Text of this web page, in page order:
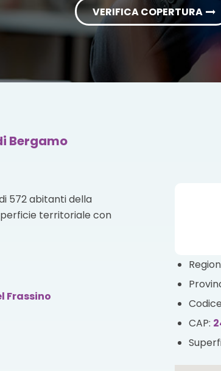
VERIFICA COPERTURA
Bergamo
572 abitanti della
territoriale con
Frassino
CAP: